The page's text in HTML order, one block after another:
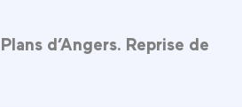
d’Angers. Reprise de